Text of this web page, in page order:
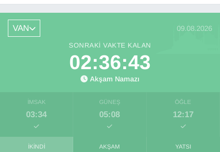
yetersizliği ciddi sorun!
VAN 09.08.2026
SONRAKI VAKTE KALAN
02:36:43
Akşam Namazı
İMSAK
03:34
GÜNEŞ
05:08
ÖĞLE
12:17
İKINDI AKŞAM YATSI